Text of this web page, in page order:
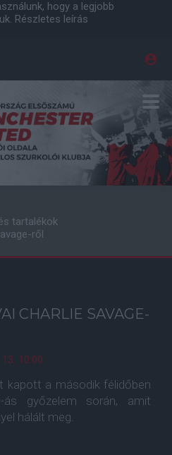
hogy a legjobb
Részletes leírás
tartalékok
ről
CHARLIE SAVAGE-
10:00
kapott a második félidőben
ás győzelem során, amit
hálált meg.